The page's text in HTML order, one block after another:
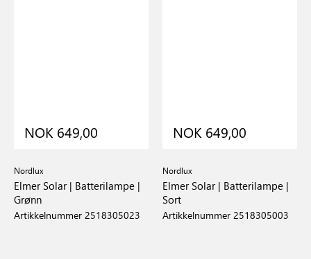
NOK 649,00
Nordlux
Elmer Solar | Batterilampe |
Grønn
Artikkelnummer 2518305023
NOK 649,00
Nordlux
Elmer Solar | Batterilampe |
Sort
Artikkelnummer 2518305003